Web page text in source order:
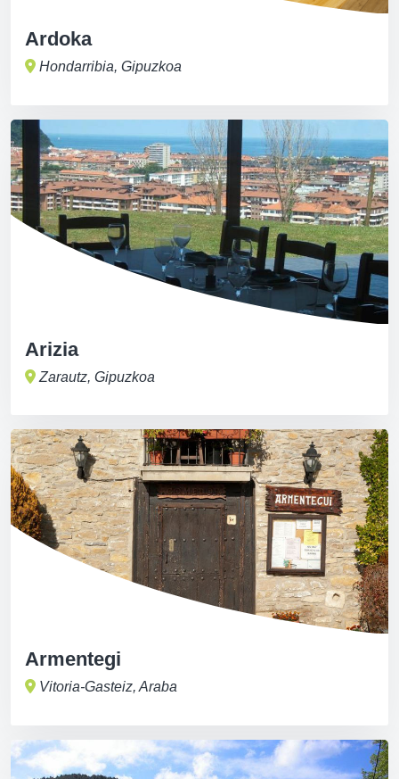
Ardoka
Hondarribia, Gipuzkoa
Arizia
Zarautz, Gipuzkoa
Armentegi
Vitoria-Gasteiz, Araba